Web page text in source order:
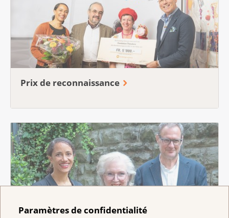
Paramètres de confidentialité
Prix de reconnaissance